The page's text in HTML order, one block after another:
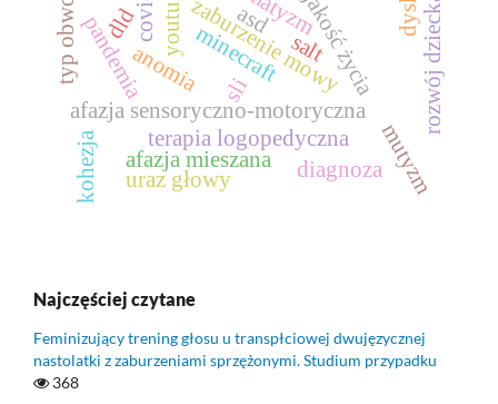
afazja sensoryczno‑motoryczna
zaburzenie mowy
jakość życia
anomiaminecraft
terapia logopedyczna
pandemia
afazja mieszana
kohezja
salt
mutyzm
diagnoza
asd
sli
dld rozwój dziecka
uraz głowy
Najczęściej czytane
Feminizujący trening głosu u transpłciowej dwujęzycznej
nastolatki z zaburzeniami sprzężonymi. Studium przypadku
368